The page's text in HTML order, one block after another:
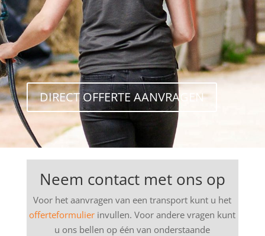
DIRECT OFFERTE AANVRAGEN
Neem contact met ons op
Voor het aanvragen van een transport kunt u het
offerteformulier invullen. Voor andere vragen kunt
u ons bellen op één van onderstaande